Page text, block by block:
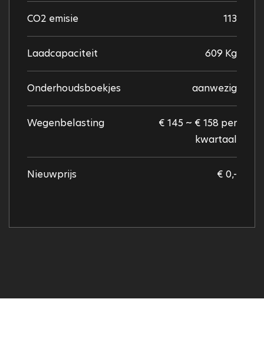
CO2 emisie 113
Laadcapaciteit 609 Kg
Onderhoudsboekjes aanwezig
Wegenbelasting
€ 145 ~ € 158 per
kwartaal
Nieuwprijs € 0,-